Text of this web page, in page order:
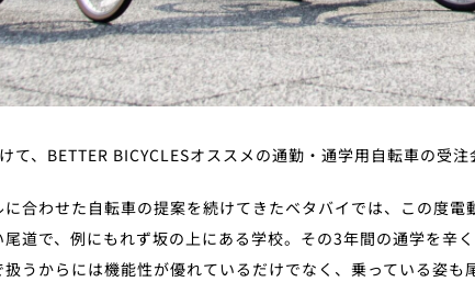
て、BETTER BICYCLESオススメの通勤・通学用自転車の受
合わせた自転車の提案を続けてきたベタバイでは、この度電
道で、例にもれず坂の上にある学校。その3年間の通学を辛
うからには機能性が優れているだけでなく、乗っている姿